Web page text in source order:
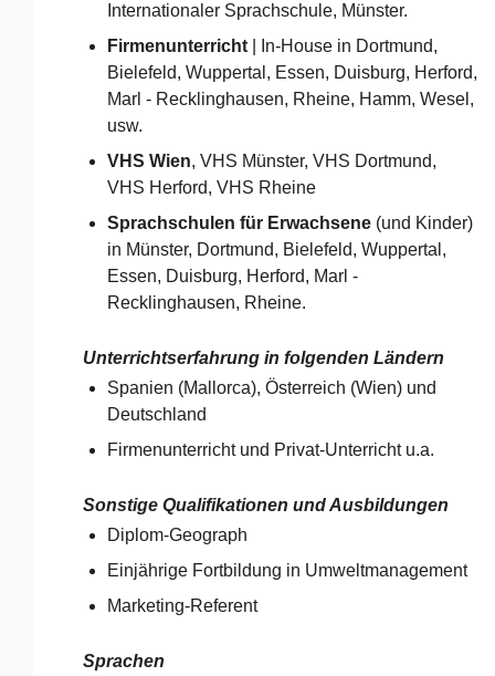
Internationaler Sprachschule, Münster.
Firmenunterricht| In-House in Dortmund,
Bielefeld, Wuppertal, Essen, Duisburg, Herford,
Marl - Recklinghausen, Rheine, Hamm, Wesel,
usw.
VHS Wien, VHS Münster, VHS Dortmund,
VHS Herford, VHS Rheine
Sprachschulen für Erwachsene(und Kinder)
in Münster, Dortmund, Bielefeld, Wuppertal,
Essen, Duisburg, Herford, Marl -
Recklinghausen, Rheine.
Unterrichtserfahrung in folgenden Ländern
Spanien (Mallorca), Österreich (Wien) und
Deutschland​​
Firmenunterricht und Privat-Unterricht u.a.
Sonstige Qualifikationen und Ausbildungen
Diplom-Geograph
Einjährige Fortbildung in Umweltmanagement
Marketing-Referent
Sprachen